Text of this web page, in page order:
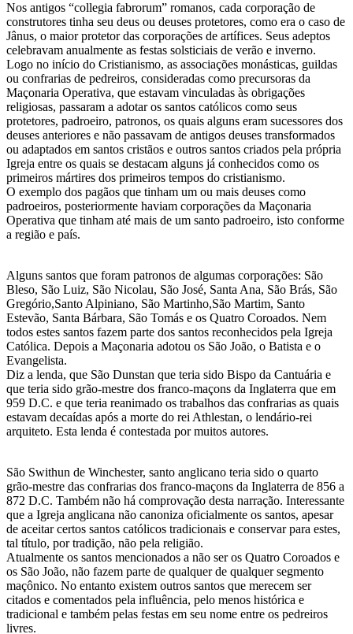
Nos antigos “collegia fabrorum” romanos, cada corporação de
construtores tinha seu deus ou deuses protetores, como era o caso de
Jânus, o maior protetor das corporações de artífices. Seus adeptos
celebravam anualmente as festas solsticiais de verão e inverno.
Logo no início do Cristianismo, as associações monásticas, guildas
ou confrarias de pedreiros, consideradas como precursoras da
Maçonaria Operativa, que estavam vinculadas às obrigações
religiosas, passaram a adotar os santos católicos como seus
protetores, padroeiro, patronos, os quais alguns eram sucessores dos
deuses anteriores e não passavam de antigos deuses transformados
ou adaptados em santos cristãos e outros santos criados pela própria
Igreja entre os quais se destacam alguns já conhecidos como os
primeiros mártires dos primeiros tempos do cristianismo.
O exemplo dos pagãos que tinham um ou mais deuses como
padroeiros, posteriormente haviam corporações da Maçonaria
Operativa que tinham até mais de um santo padroeiro, isto conforme
a região e país.
Alguns santos que foram patronos de algumas corporações: São
Bleso, São Luiz, São Nicolau, São José, Santa Ana, São Brás, São
Gregório,Santo Alpiniano, São Martinho,São Martim, Santo
Estevão, Santa Bárbara, São Tomás e os Quatro Coroados. Nem
todos estes santos fazem parte dos santos reconhecidos pela Igreja
Católica. Depois a Maçonaria adotou os São João, o Batista e o
Evangelista.
Diz a lenda, que São Dunstan que teria sido Bispo da Cantuária e
que teria sido grão-mestre dos franco-maçons da Inglaterra que em
959 D.C. e que teria reanimado os trabalhos das confrarias as quais
estavam decaídas após a morte do rei Athlestan, o lendário-rei
arquiteto. Esta lenda é contestada por muitos autores.
São Swithun de Winchester, santo anglicano teria sido o quarto
grão-mestre das confrarias dos franco-maçons da Inglaterra de 856 a
872 D.C. Também não há comprovação desta narração. Interessante
que a Igreja anglicana não canoniza oficialmente os santos, apesar
de aceitar certos santos católicos tradicionais e conservar para estes,
tal título, por tradição, não pela religião.
Atualmente os santos mencionados a não ser os Quatro Coroados e
os São João, não fazem parte de qualquer de qualquer segmento
maçônico. No entanto existem outros santos que merecem ser
citados e comentados pela influência, pelo menos histórica e
tradicional e também pelas festas em seu nome entre os pedreiros
livres.